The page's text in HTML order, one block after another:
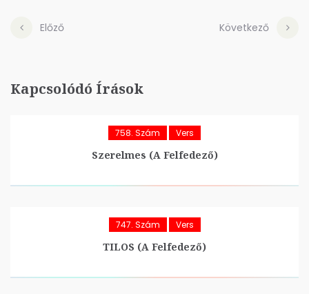
Előző Következő
Kapcsolódó Írások
758. Szám Vers
Szerelmes (A Felfedező)
747. Szám Vers
TILOS (A Felfedező)